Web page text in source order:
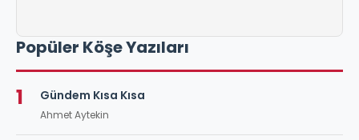
Popüler Köşe Yazıları
1 Gündem Kısa Kısa
Ahmet Aytekin